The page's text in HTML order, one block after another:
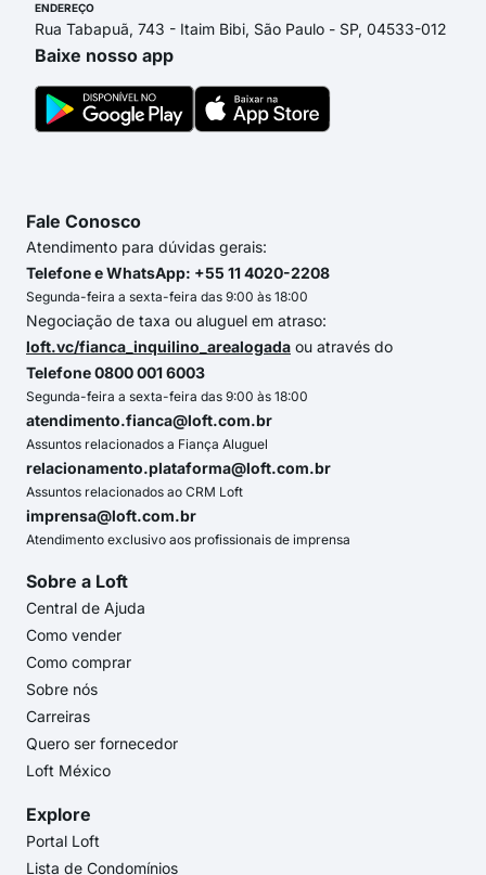
ENDEREÇO
Rua Tabapuã, 743 - Itaim Bibi, São Paulo - SP, 04533-012
Baixe nosso app
Fale Conosco
Atendimento para dúvidas gerais:
Telefone e WhatsApp: +55 11 4020-2208
Segunda-feira a sexta-feira das 9:00 às 18:00
Negociação de taxa ou aluguel em atraso:
loft.vc/fianca_inquilino_arealogada ou através do
Telefone 0800 001 6003
Segunda-feira a sexta-feira das 9:00 às 18:00
atendimento.fianca@loft.com.br
Assuntos relacionados a Fiança Aluguel
relacionamento.plataforma@loft.com.br
Assuntos relacionados ao CRM Loft
imprensa@loft.com.br
Atendimento exclusivo aos profissionais de imprensa
Sobre a Loft
Central de Ajuda
Como vender
Como comprar
Sobre nós
Carreiras
Quero ser fornecedor
Loft México
Explore
Portal Loft
Lista de Condomínios